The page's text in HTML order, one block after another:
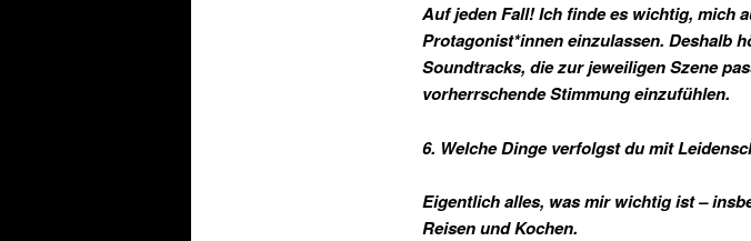
Auf jeden Fall! Ich finde es wichtig, mich
Protagonist*innen einzulassen. Deshalb
Soundtracks, die zur jeweiligen Szene
vorherrschende Stimmung einzufühlen.
6. Welche Dinge verfolgst du mit
Eigentlich alles, was mir wichtig ist –
Reisen und Kochen.